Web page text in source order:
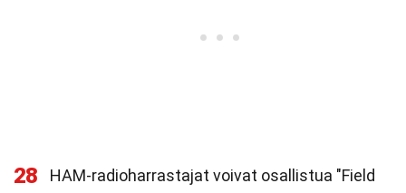
28
HAM-radioharrastajat voivat osallistua "Field